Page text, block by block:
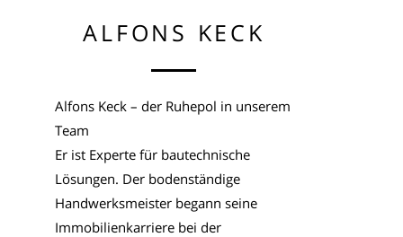
ALFONS KECK
Alfons Keck – der Ruhepol in unserem
Team
Er ist Experte für bautechnische
Lösungen. Der bodenständige
Handwerksmeister begann seine
Immobilienkarriere bei der